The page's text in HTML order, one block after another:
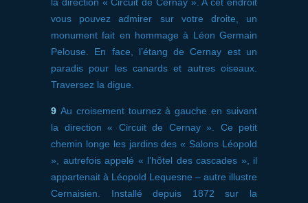
vous pouvez admirer sur votre droite, un
monument fait en hommage à Léon Germain
Pelouse. En face, l’étang de Cernay est un
paradis pour les canards et autres oiseaux.
Traversez la digue.
9 Au croisement tournez à gauche en suivant
la direction « Circuit de Cernay ». Ce petit
chemin longe les jardins des « Salons Léopold
», autrefois appelé « l’hôtel des cascades », il
appartenait à Léopold Lequesne – autre illustre
Cernaisien. Installé depuis 1872 sur la